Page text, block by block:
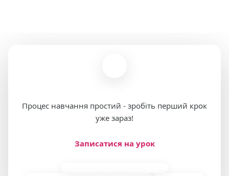
Процес навчання простий - зробіть перший крок
уже зараз!
Записатися на урок